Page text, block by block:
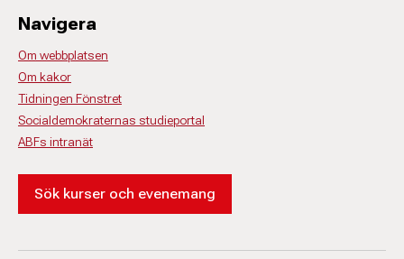
Navigera
Om webbplatsen
Om kakor
Tidningen Fönstret
Socialdemokraternas studieportal
ABFs intranät
Sök kurser och evenemang